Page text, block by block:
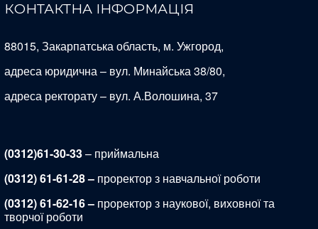
КОНТАКТНА ІНФОРМАЦІЯ
88015, Закарпатська область, м. Ужгород,
адреса юридична – вул. Минайська 38/80,
адреса ректорату – вул. А.Волошина, 37
(0312)61-30-33– приймальна
(0312) 61-61-28 – проректор з навчальної роботи
(0312) 61-62-16 – проректор з наукової, виховної та
творчої роботи